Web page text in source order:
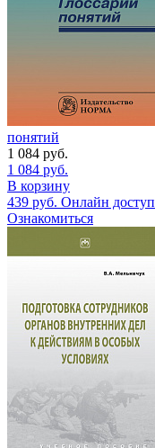
понятий
1 084 руб.
1 084 руб.
В корзину
439 руб. Онлайн доступ
Ознакомиться